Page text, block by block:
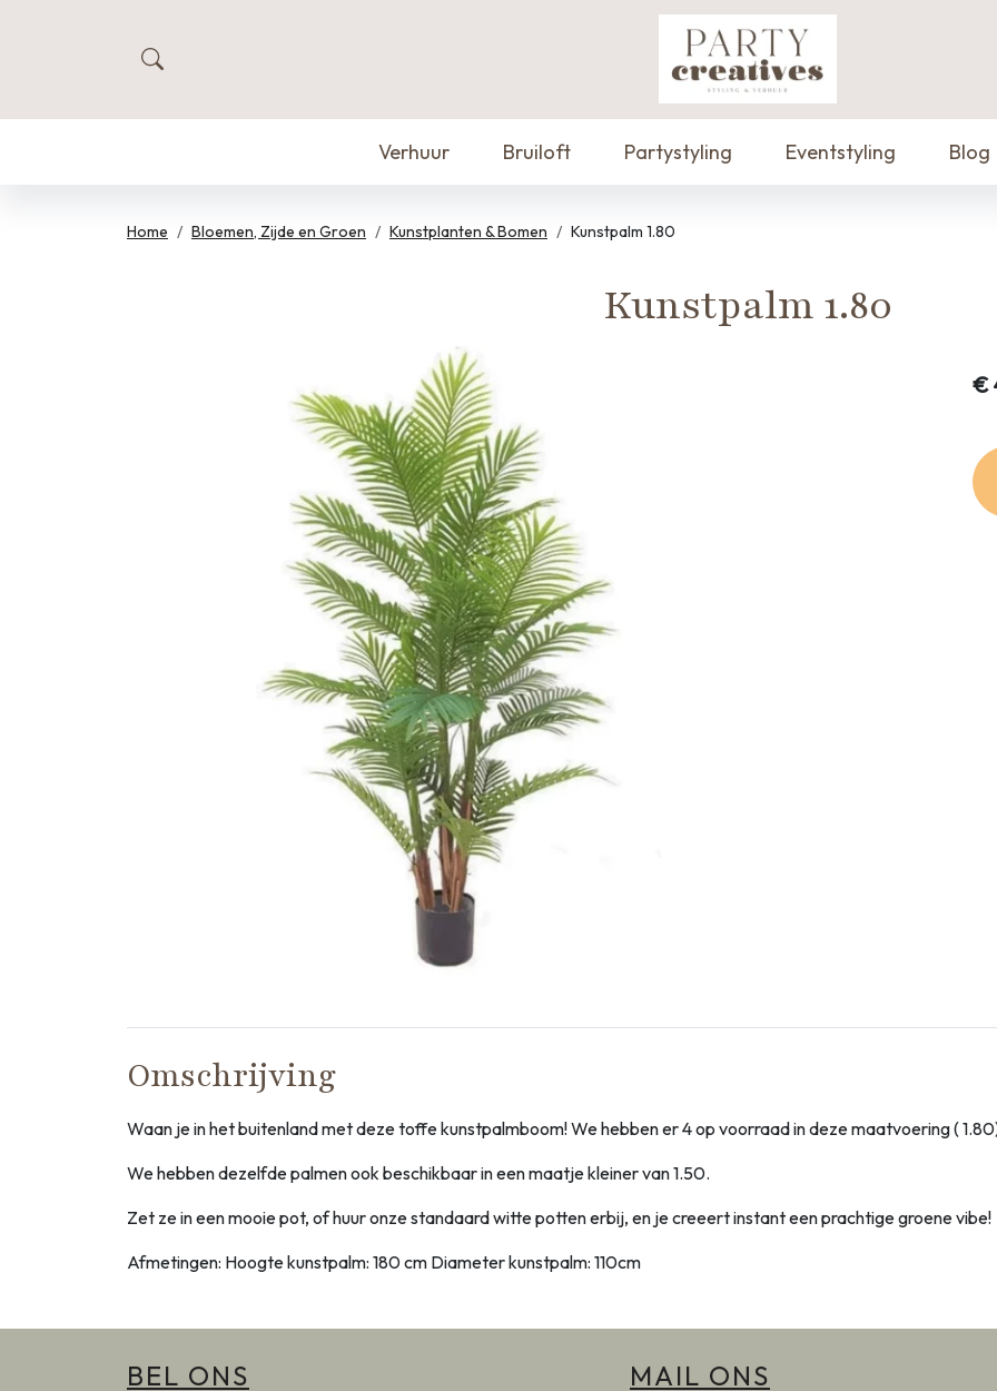
zoeken
Verhuur Bruiloft Partystyling Eventstyling Blog
Home Bloemen, Zijde en Groen Kunstplanten & Bomen Kunstpalm 1.80
Kunstpalm 1.80
€
Omschrijving
Waan je in het buitenland met deze toffe kunstpalmboom! We hebben er 4 op voorraad in deze maatvoering (
We hebben dezelfde palmen ook beschikbaar in een maatje kleiner van 1.50.
Zet ze in een mooie pot, of huur onze standaard witte potten erbij, en je creeert instant een prachtige groene vibe!
Afmetingen: Hoogte kunstpalm: 180 cm Diameter kunstpalm: 110cm
BEL ONS MAIL ONS